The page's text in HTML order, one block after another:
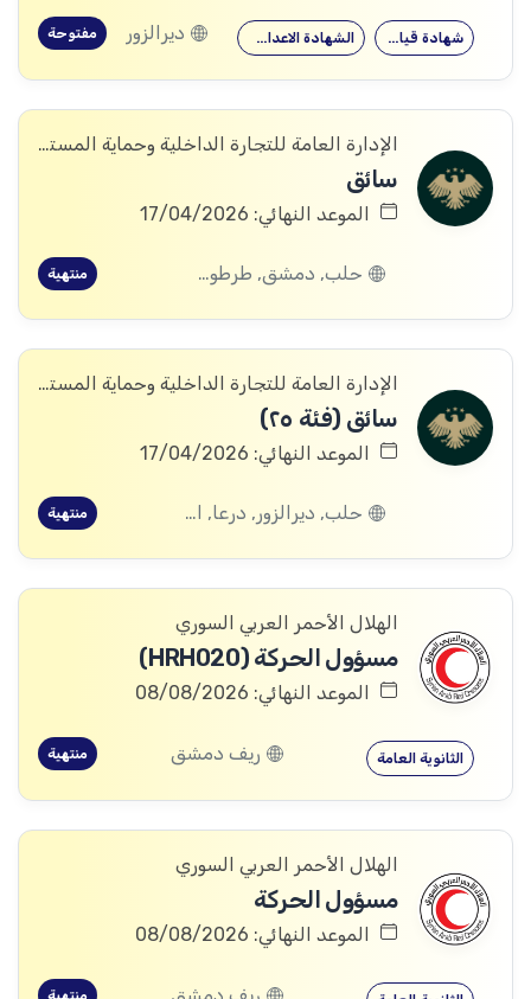
الشهادة الاعدادية شهادة قيادة ديرالزور مفتوحة
الإدارة العامة للتجارة الداخلية وحماية المستهلك
سائق
الموعد النهائي: 17/04/2026
حلب, دمشق, طرطوس, ريف دمشق, ديرالزور, درعا, اللاذقية, الرقة, الحسكة منتهية
الإدارة العامة للتجارة الداخلية وحماية المستهلك
سائق (فئة ٢٥)
الموعد النهائي: 17/04/2026
حلب, ديرالزور, درعا, القنيطرة منتهية
الهلال الأحمر العربي السوري
مسؤول الحركة (HRH020)
الموعد النهائي: 08/08/2026
الثانوية العامة ريف دمشق منتهية
الهلال الأحمر العربي السوري
مسؤول الحركة
الموعد النهائي: 08/08/2026
منتهية